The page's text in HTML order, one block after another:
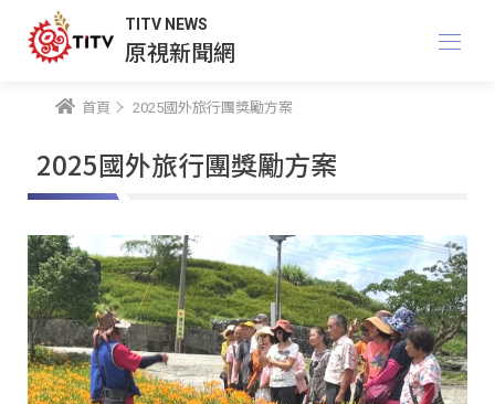
TITV NEWS
原視新聞網
首頁 2025國外旅行團獎勵方案
2025國外旅行團獎勵方案